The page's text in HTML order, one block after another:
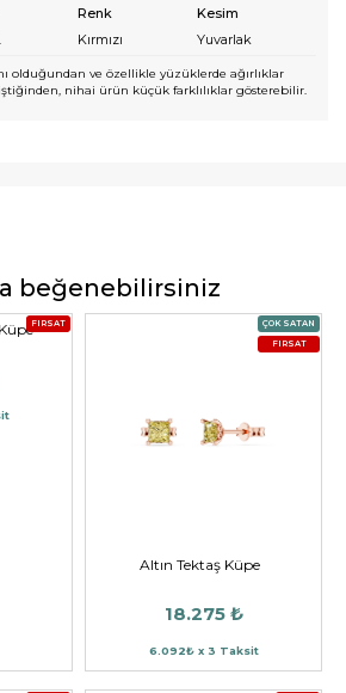
Renk
Kesim
Kırmızı Yuvarlak
olduğundan ve özellikle yüzüklerde ağırlıklar
nihai ürün küçük farklılıklar gösterebilir.
beğenebilirsiniz
FIRSAT
ÇOK SATAN
FIRSAT
Altın Tektaş Küpe
18.275 ₺
6.092₺ x 3 Taksit